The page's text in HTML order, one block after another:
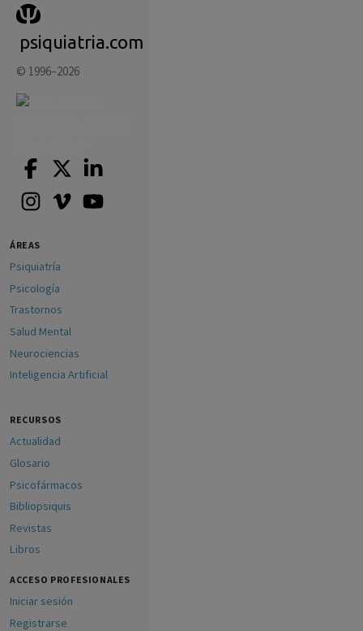
psiquiatria.com
© 1996–2026
ÁREAS
Psiquiatría
Psicología
Trastornos
Salud Mental
Neurociencias
Inteligencia Artificial
RECURSOS
Actualidad
Glosario
Psicofármacos
Bibliopsiquis
Revistas
Libros
ACCESO PROFESIONALES
Iniciar sesión
Registrarse